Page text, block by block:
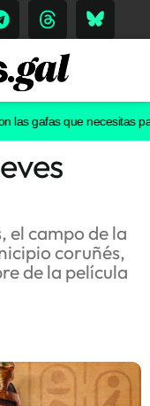
gafas que necesitas para
el campo de la
coruñés,
de la película